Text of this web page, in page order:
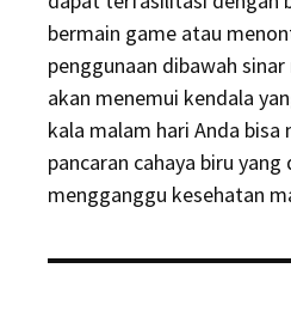
bermain game atau
penggunaan dibawah
akan menemui kendala
kala malam hari Anda
pancaran cahaya biru
mengganggu kesehatan